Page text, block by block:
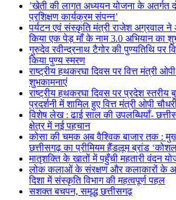
’खेती की लागत अध्ययन योजना के अतर्गत
प्रशिक्षण कार्यक्रम संपन्न’
पर्यटन एवं संस्कृति मंत्री राजेश अग्रवाल ने
किया एक पेड़ माँ के नाम 3.0 अभियान का
गुरुदेव रवीन्द्रनाथ टैगोर की पुण्यतिथि पर
किया पुण्य स्मरण
राष्ट्रीय हथकरघा दिवस पर वित्त मंत्री
शुभकामनाएं
राष्ट्रीय हथकरघा दिवस पर प्रदेश
प्रदर्शनी में शामिल हुए वित्त मंत्री ओपी
विशेष लेख : ढाई साल की उपलब्धियाँ-
क्षेत्र में नई पहचान
कोसा की चमक अब वैश्विक बाजार तक :
छत्तीसगढ़ का प्रीमियम हैंडलूम ब्रांड
मातृशक्ति के खातों में पहुँची महतारी वंदन
लोक कलाओं के संरक्षण और कलाकारों के
दिशा में संस्कृति विभाग की महत्वपूर्ण पहल
सशक्त बचपन, समृद्ध छत्तीसगढ़